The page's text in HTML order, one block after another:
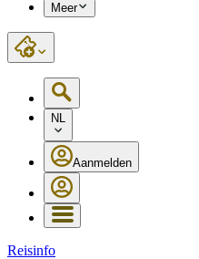
Meer
NL
Aanmelden
Reisinfo